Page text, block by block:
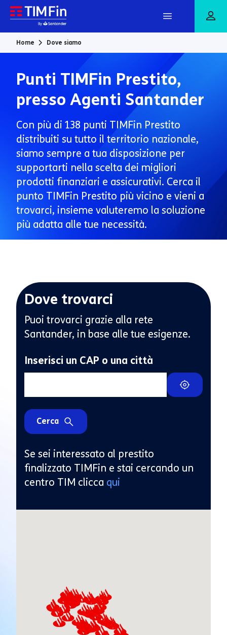
Vai al contenuto principale
Home Dove siamo
Punti TIMFin Prestito,
presso Agenti Santander
Con più di 138 punti TIMFin Prestito
distribuiti su tutto il territorio nazionale,
siamo sempre a tua disposizione per
supportarti nella scelta dei migliori
prodotti finanziari e assicurativi. Cerca il
punto TIMFin Prestito più vicino e vieni a
trovarci, insieme valuteremo la soluzione
più adatta alle tue necessità.
Dove trovarci
Puoi trovarci grazie alla rete
Santander, in base alle tue esigenze.
Inserisci un CAP o una città
Cerca
Se sei interessato al prestito
finalizzato TIMFin e stai cercando un
centro TIM clicca qui